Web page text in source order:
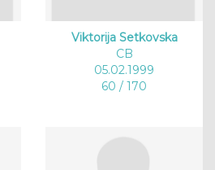
Viktorija Setkovska
CB
05.02.1999
60 / 170